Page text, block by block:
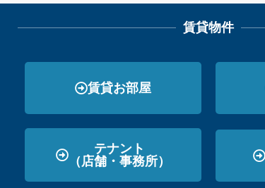
賃貸物件
賃貸お部屋
テナント
（店舗・事務所）